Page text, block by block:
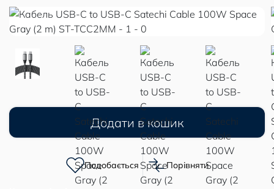
Додати в кошик
Подобається Порівняти